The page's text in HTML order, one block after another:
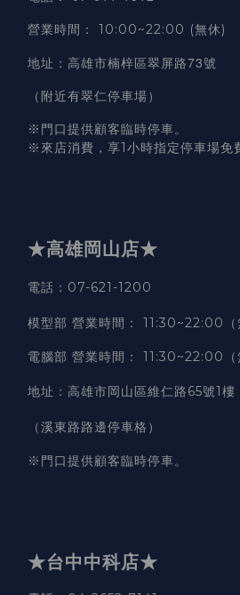
營業時間 ： 10:00~22:00 (無休)
地址 ： 高雄市楠梓區翠屏路73號
（附近有翠仁停車場）
※門口提供顧客臨時停車。
※來店消費，享1小時指定停車場免
★高雄岡山店★
電話：07-621-1200
模型部 營業時間 ： 11:30~22:00（
電腦部 營業時間 ： 11:30~22:00（
地址 ： 高雄市岡山區維仁路65號1樓
（溪東路路邊停車格）
※門口提供顧客臨時停車。
★台中中科店★